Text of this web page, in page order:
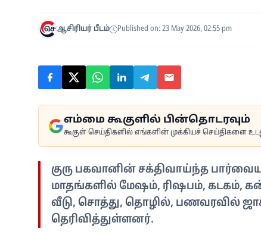
ஆசிரியர் பீடம் Published on: 23 May 2026, 02:55 pm
எம்மை கூகுளில் பின்தொடரவும்
கூகுள் செய்திகளில் எங்களின் முக்கியச் செய்திகளை
குரு பகவானின் சக்திவாய்ந்த
மாதங்களில் மேஷம், ரிஷபம், கடகம்,
வீடு, சொத்து, தொழில், பணவரவில்
தெரிவித்துள்ளனர்.